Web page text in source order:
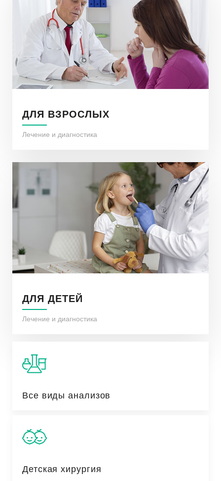
ДЛЯ ВЗРОСЛЫХ
Лечение и диагностика
ДЛЯ ДЕТЕЙ
Лечение и диагностика
Все виды анализов
Детская хирургия